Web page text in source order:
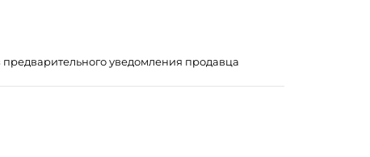
предварительного уведомления продавца